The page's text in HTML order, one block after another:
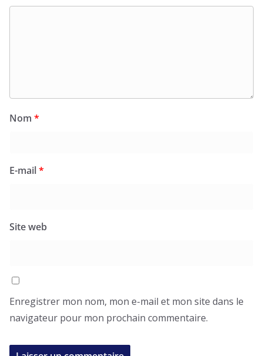
Nom *
E-mail*
Site web
Enregistrer mon nom, mon e-mail et mon site dans le
navigateur pour mon prochain commentaire.